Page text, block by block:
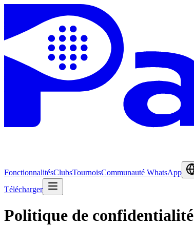
FonctionnalitésClubsTournoisCommunauté WhatsApp
Télécharger
Politique de confidentialité